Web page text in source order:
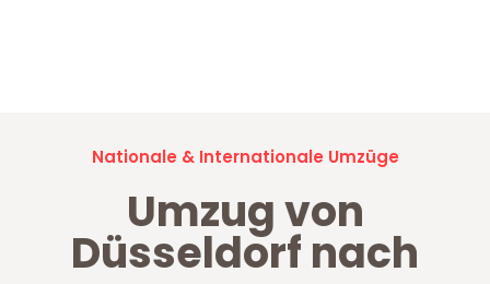
Nationale & Internationale Umzüge
Umzug von
Düsseldorf nach